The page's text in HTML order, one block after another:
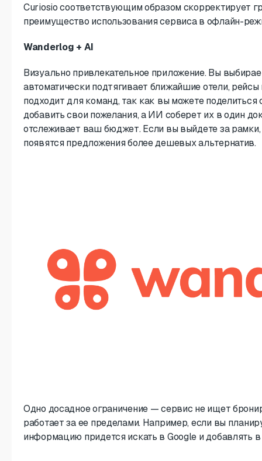
Curiosio соответствующим образом скорректирует
преимущество использования сервиса в офлайн-
Wanderlog + AI
Визуально привлекательное приложение. Вы
автоматически подтягивает ближайшие отели,
подходит для команд, так как вы можете
добавить свои пожелания, а ИИ соберет их в один
отслеживает ваш бюджет. Если вы выйдете за
появятся предложения более дешевых альтернатив.
Одно досадное ограничение — сервис не ищет
работает за ее пределами. Например, если вы
информацию придется искать в Google и добавлять